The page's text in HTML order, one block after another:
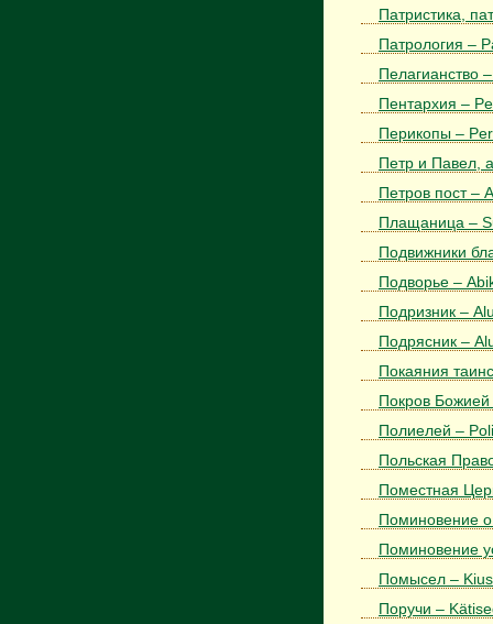
Патристика,
Патрология –
Пелагианство
Пентархия –
Перикопы –
Петр и Павел,
Петров пост –
Плащаница –
Подвижники
Подворье –
Подризник –
Подрясник –
Покаяния
Покров
Полиелей –
Польская
Поместная
Поминовение
Поминовение
Помысел –
Поручи –